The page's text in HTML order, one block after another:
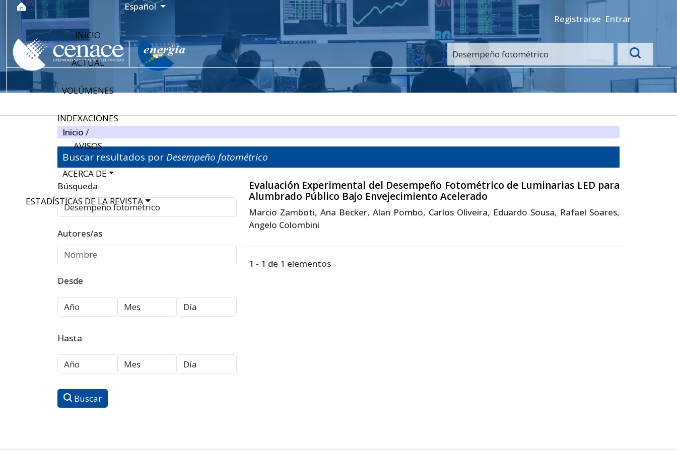
Ir al menú de navegación principal
Ir al contenido principal
Ir al pie de página del sitio Idioma
Español
Registrarse Entrar
INICIO
ACTUAL
VOLÚMENES
INDEXACIONES
AVISOS
ACERCA DE
ESTADÍSTICAS DE LA REVISTA
Inicio /
Buscar resultados por Desempeño fotométrico
Filtros avanzados
Búsqueda
Autores/as
Desde
Hasta
Buscar
Evaluación Experimental del Desempeño Fotométrico de Luminarias LED para
Alumbrado Público Bajo Envejecimiento Acelerado
Marcio Zamboti, Ana Becker, Alan Pombo, Carlos Oliveira, Eduardo Sousa, Rafael Soares,
Angelo Colombini
1 - 1 de 1 elementos